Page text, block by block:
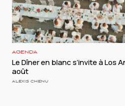
AGENDA
Le Dîner en blanc s’invite à Los
août
ALEXIS CHENU